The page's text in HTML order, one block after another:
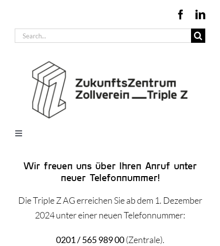
springen
Suche
Toggle
Konferenzräume
Unternehmen im Triple Z
Wir freuen uns über Ihren Anruf unter
neuer Telefonnummer!
Die Triple Z AG erreichen Sie ab dem 1. Dezember
2024 unter einer neuen Telefonnummer:
0201 / 565 989 00(Zentrale).